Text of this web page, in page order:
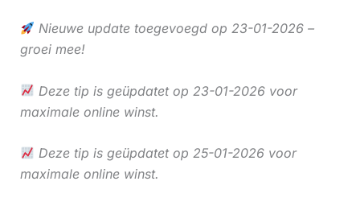
Nieuwe update toegevoegd op 23-01-2026 –
groei mee!
Deze tip is geüpdatet op 23-01-2026 voor
maximale online winst.
Deze tip is geüpdatet op 25-01-2026 voor
maximale online winst.